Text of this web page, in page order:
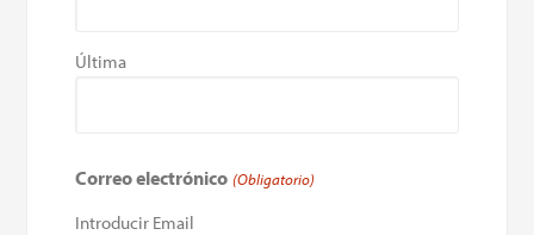
Última
Correo electrónico (Obligatorio)
Introducir Email